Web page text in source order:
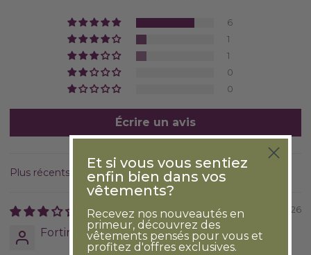
6
1
1
0
0
Écrire un avis
Sort by
20/02/2026
FortinMC
Et si vous vous sentiez
enfin bien dans vos
vêtements?
Recevez nos nouveautés en
primeur, découvrez des
vêtements pensés pour vous et
profitez d'offres exclusives.